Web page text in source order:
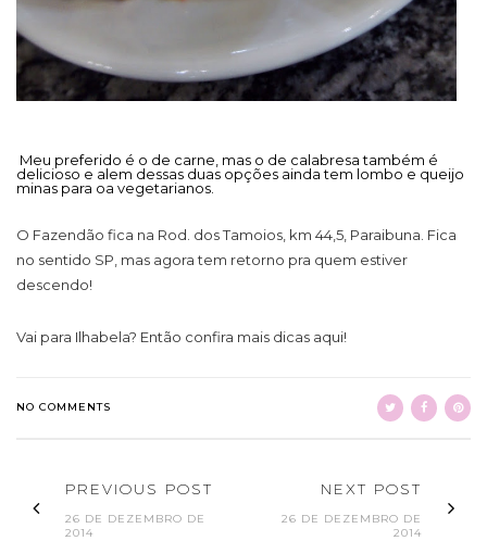
Meu preferido é o de carne, mas o de calabresa também é
delicioso e alem dessas duas opções ainda tem lombo e queijo
minas para oa vegetarianos.
O Fazendão fica na Rod. dos Tamoios, km 44,5, Paraibuna. Fica
no sentido SP, mas agora tem retorno pra quem estiver
descendo!
Vai para Ilhabela? Então confira mais dicas aqui!
NO COMMENTS
PREVIOUS POST
26 DE DEZEMBRO DE
2014
NEXT POST
26 DE DEZEMBRO DE
2014